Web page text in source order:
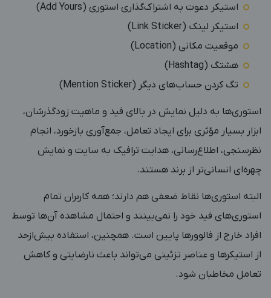
استیکر دعوت به اشتراک‌گذاری استوری (Add Yours)
استیکر لینک (Link Sticker)
موقعیت مکانی (Location)
هشتگ (Hashtag)
تگ کردن حساب‌های دیگر (Mention Sticker)
استوری‌ها به دلیل نمایش در بالای فید و ماهیت زودگذرشان،
ابزار بسیار مؤثری برای ایجاد تعامل، جمع‌آوری بازخورد، انجام
نظرسنجی، اطلاع‌رسانی، هدایت ترافیک به سایت و نمایش
چهره‌ای انسانی‌تر از برند هستند.
البته استوری‌ها نقاط ضعفی هم دارند؛ همه کاربران تمام
استوری‌های فید خود را نمی‌بینند و احتمال مشاهده آن‌ها توسط
افراد خارج از فالوورها پایین است. همچنین، استفاده بیش‌ازحد
از استیکرها و عناصر تزئینی می‌تواند باعث نارضایتی و کاهش
تعامل مخاطبان شود.